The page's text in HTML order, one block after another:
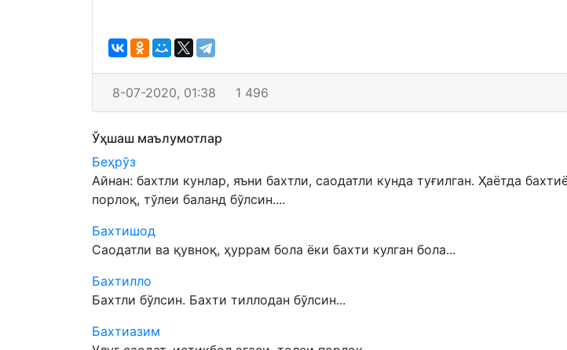
8-07-2020, 01:38 1 496
Ўҳшаш маълумотлар
Беҳрўз
Айнан: бахтли кунлар, яъни бахтли, саодатли кунда туғилган. Ҳаётда
порлоқ, тўлеи баланд бўлсин....
Бахтишод
Саодатли ва қувноқ, ҳуррам бола ёки бахти кулган бола...
Бахтилло
Бахтли бўлсин. Бахти тиллодан бўлсин...
Бахтиазим